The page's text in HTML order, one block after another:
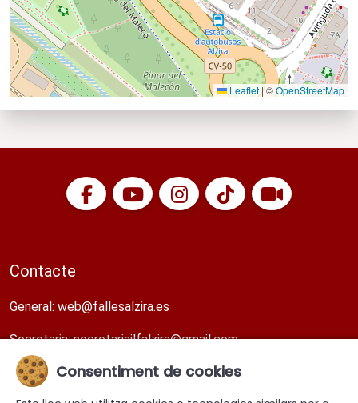
Leaflet|©OpenStreetMap
Contacte
General: web@fallesalzira.es​
Secretaria:secretariajlfalzira@gmail.com​
DireccióConsentiment de cookies